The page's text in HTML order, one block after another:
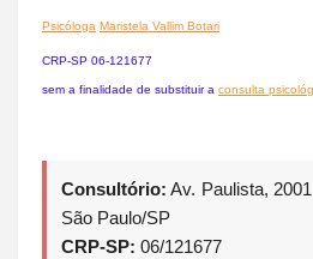
Psicóloga Maristela Vallim Botari
CRP-SP 06-121677
sem a finalidade de substituir a consulta
Consultório: Av. Paulista,
São Paulo/SP
CRP-SP: 06/121677